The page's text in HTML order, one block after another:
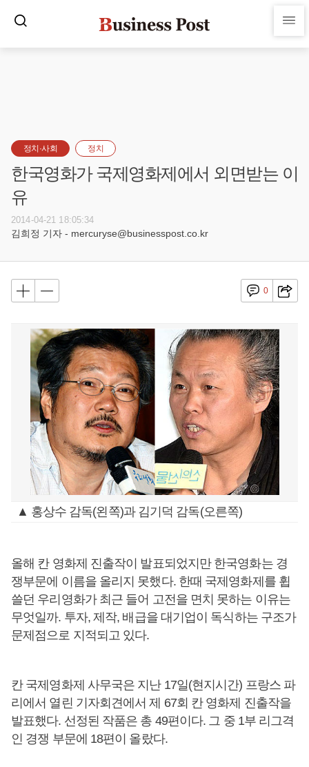
정치·사회 정치
한국영화가 국제영화제에서 외면받는 이
유
2014-04-21 18:05:34
김희정 기자 - mercuryse@businesspost.co.kr
0
▲ 홍상수 감독(왼쪽)과 김기덕 감독(오른쪽)
올해 칸 영화제 진출작이 발표되었지만 한국영화는 경
쟁부문에 이름을 올리지 못했다. 한때 국제영화제를 휩
쓸던 우리영화가 최근 들어 고전을 면치 못하는 이유는
무엇일까. 투자, 제작, 배급을 대기업이 독식하는 구조가
문제점으로 지적되고 있다.
칸 국제영화제 사무국은 지난 17일(현지시간) 프랑스 파
리에서 열린 기자회견에서 제 67회 칸 영화제 진출작을
발표했다. 선정된 작품은 총 49편이다. 그 중 1부 리그격
인 경쟁 부문에 18편이 올랐다.